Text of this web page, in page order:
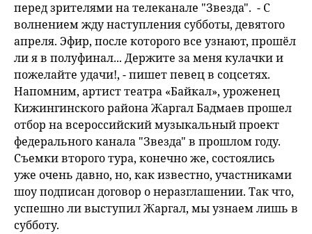
перед зрителями на телеканале "Звезда". - С
волнением жду наступления субботы, девятого
апреля. Эфир, после которого все узнают, прошёл
ли я в полуфинал... Держите за меня кулачки и
пожелайте удачи!, - пишет певец в соцсетях.
Напомним, артист театра «Байкал», уроженец
Кижингинского района Жаргал Бадмаев прошел
отбор на всероссийский музыкальный проект
федерального канала "Звезда" в прошлом году.
Съемки второго тура, конечно же, состоялись
уже очень давно, но, как известно, участниками
шоу подписан договор о неразглашении. Так что,
успешно ли выступил Жаргал, мы узнаем лишь в
субботу.